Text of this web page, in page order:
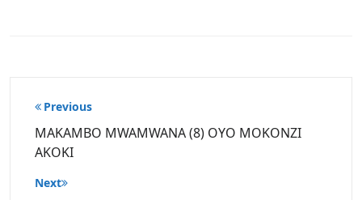
Post
navigation
Previous
MAKAMBO MWAMWANA (8) OYO MOKONZI
AKOKI
Next